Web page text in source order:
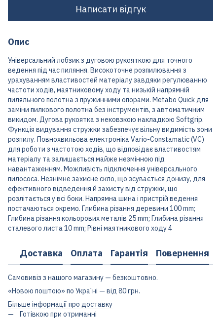
Написати відгук
Опис
Універсальний лобзик з дуговою рукояткою для точного
ведення під час пиляння. Високоточне розпилювання з
урахуванням властивостей матеріалу завдяки регулюванню
частоти ходів, маятниковому ходу та низькій напрямній
пиляльного полотна з пружинними опорами. Metabo Quick для
заміни пилкового полотна без інструментів, з автоматичним
викидом. Дугова рукоятка з нековзкою накладкою Softgrip.
Функція видування стружки забезпечує вільну видимість зони
розпилу. Повнохвильова електроніка Vario-Constamatic (VC)
для роботи з частотою ходів, що відповідає властивостям
матеріалу та залишається майже незмінною під
навантаженням. Можливість підключення універсального
пилососа. Незнімне захисне скло, що зсувається донизу, для
ефективного відведення й захисту від стружки, що
розлітається у всі боки. Напрямна шина і пристрій ведення
постачаються окремо. Глибина різання деревини 100 mm;
Глибина різання кольорових металів 25 mm; Глибина різання
сталевого листа 10 mm; Рівні маятникового ходу 4
Доставка Оплата Гарантія Повернення
Самовивіз з нашого магазину — безкоштовно.
«Новою поштою» по Україні — від 80 грн.
Більше інформації про доставку
Готівкою при отриманні